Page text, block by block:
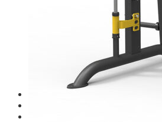
Tạ và phụ kiện Tiger
Thanh lý thiết bị phòng gym
Hàng trưng bày thanh lý
Hàng trưng bày thanh
Hàng trưng bày
Hàng Mới Giá Sốc
Phụ kiện gym thanh lý